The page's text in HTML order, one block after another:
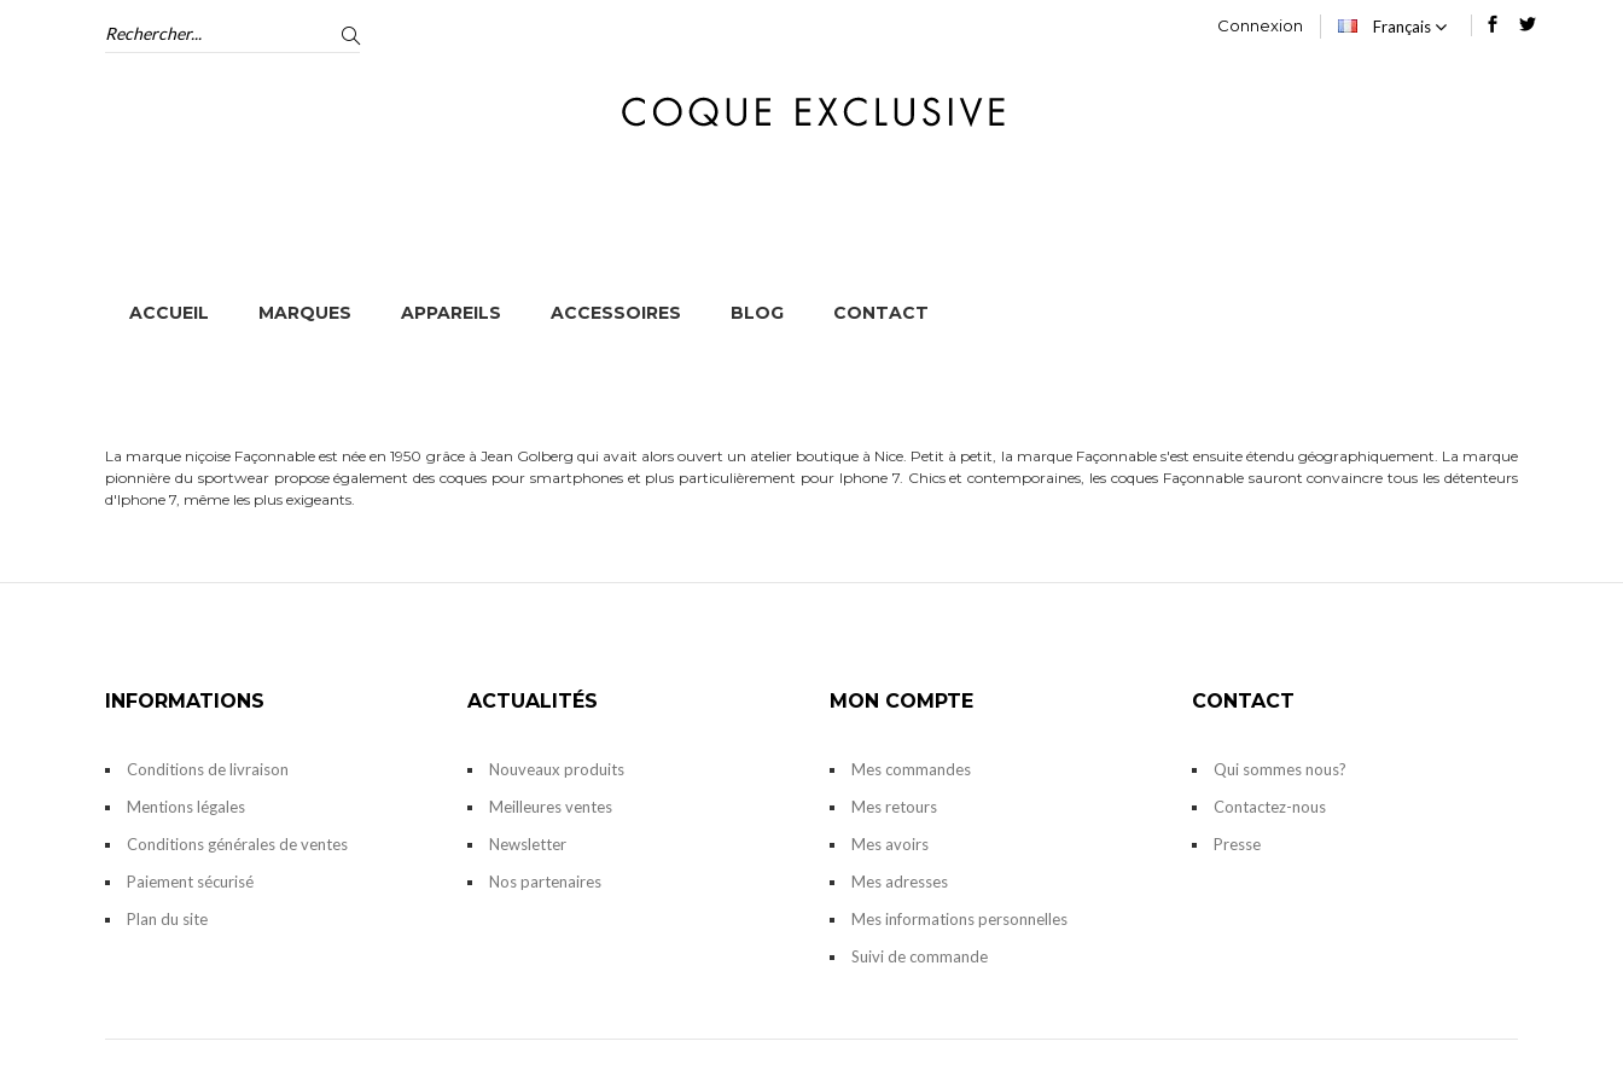
Français
Connexion
ACCUEIL MARQUES APPAREILS ACCESSOIRES BLOG CONTACT
La marque niçoise Façonnable est née en 1950 grâce à Jean Golberg qui avait alors ouvert un atelier boutique à Nice. Petit à petit, la marque Façonnable s'est ensuite étendu géographiquement. La marque
pionnière du sportwear propose également des coques pour smartphones et plus particulièrement pour Iphone 7. Chics et contemporaines, les coques Façonnable sauront convaincre tous les détenteurs
d'Iphone 7, même les plus exigeants.
INFORMATIONS
Conditions de livraison
Mentions légales
Conditions générales de ventes
Paiement sécurisé
Plan du site
ACTUALITÉS
Nouveaux produits
Meilleures ventes
Newsletter
Nos partenaires
MON COMPTE
Mes commandes
Mes retours
Mes avoirs
Mes adresses
Mes informations personnelles
Suivi de commande
CONTACT
Qui sommes nous?
Contactez-nous
Presse